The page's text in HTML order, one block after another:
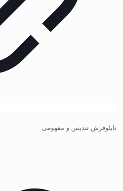
تابلوفرش تندیس و مفهومی